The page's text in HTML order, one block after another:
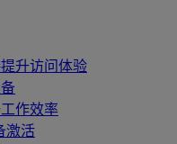
升访问体验
作效率
激活